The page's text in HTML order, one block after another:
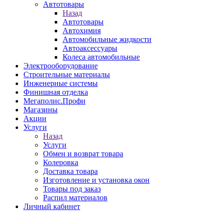
Автотовары
Назад
Автотовары
Автохимия
Автомобильные жидкости
Автоаксессуары
Колеса автомобильные
Электрооборудование
Строительные материалы
Инженерные системы
Финишная отделка
Мегаполис.Профи
Магазины
Акции
Услуги
Назад
Услуги
Обмен и возврат товара
Колеровка
Доставка товара
Изготовление и установка окон
Товары под заказ
Распил материалов
Личный кабинет